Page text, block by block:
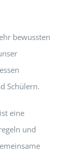
bewussten
Schülern.
eine
und